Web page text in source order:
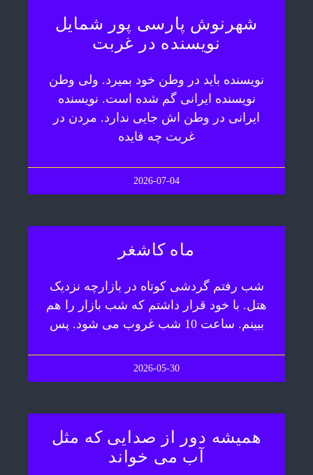
شهرنوش پارسی پور شمایل
نویسنده در غربت
نویسنده باید در وطن خود بمیرد. ولی وطن
نویسنده ایرانی گم شده است. نویسنده
ایرانی در وطن اش جایی ندارد. مردن در
غربت چه فایده
2026-07-04
ماه کاشغر
شب رفتم گردشی کوتاه در بازارچه نزدیک
هتل. با خود قرار داشتم که شب بازار را هم
ببینم. ساعت 10 شب غروب می شود. پس
2026-05-30
همیشه دور از صدایی که مثل
آب می خواند